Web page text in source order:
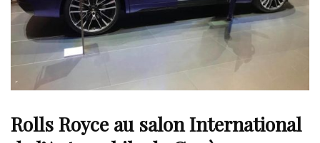
Rolls Royce au salon International